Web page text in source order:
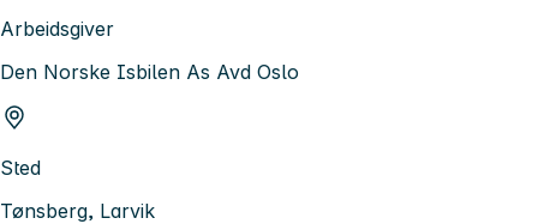
Arbeidsgiver
Den Norske Isbilen As Avd Oslo
Sted
Tønsberg, Larvik